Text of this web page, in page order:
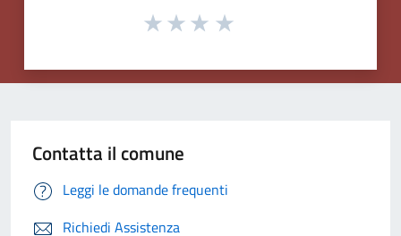
Contatta il comune
Leggi le domande frequenti
Richiedi Assistenza